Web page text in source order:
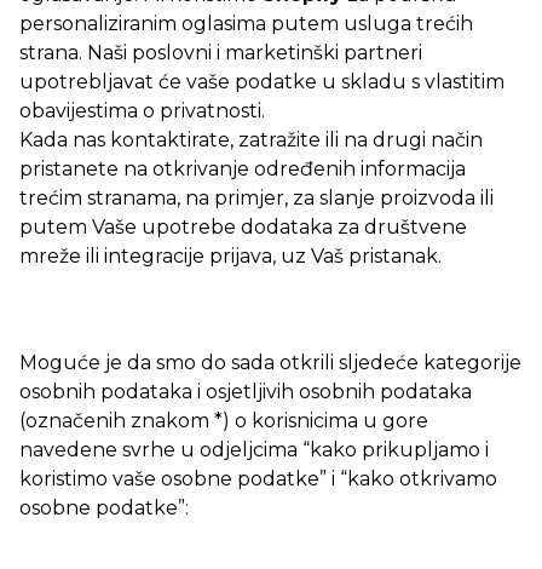
personaliziranim oglasima putem usluga trećih
strana. Naši poslovni i marketinški partneri
upotrebljavat će vaše podatke u skladu s vlastitim
obavijestima o privatnosti.
Kada nas kontaktirate, zatražite ili na drugi način
pristanete na otkrivanje određenih informacija
trećim stranama, na primjer, za slanje proizvoda ili
putem Vaše upotrebe dodataka za društvene
mreže ili integracije prijava, uz Vaš pristanak.
Moguće je da smo do sada otkrili sljedeće kategorije
osobnih podataka i osjetljivih osobnih podataka
(označenih znakom *) o korisnicima u gore
navedene svrhe u odjeljcima “kako prikupljamo i
koristimo vaše osobne podatke” i “kako otkrivamo
osobne podatke”: